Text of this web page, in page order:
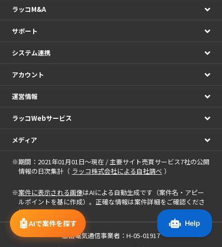
🤖AIで案件を探す
ラッコM&A
サポート
システム連携
アカウント
運営情報
ラッコWebサービス
メディア
※期間：2021年01月01日～現在 / 主要サイト売買サービス7社の公開
情報の日次集計（ ラッコ株式会社による自社調べ ）
※案件に表示される画像はAIによる自動生成です（案件名・アピー
ルポイントを基に作成）。正確な情報は案件詳細をご確認くださ
い。
届出電気通信事業者：H-05-01917